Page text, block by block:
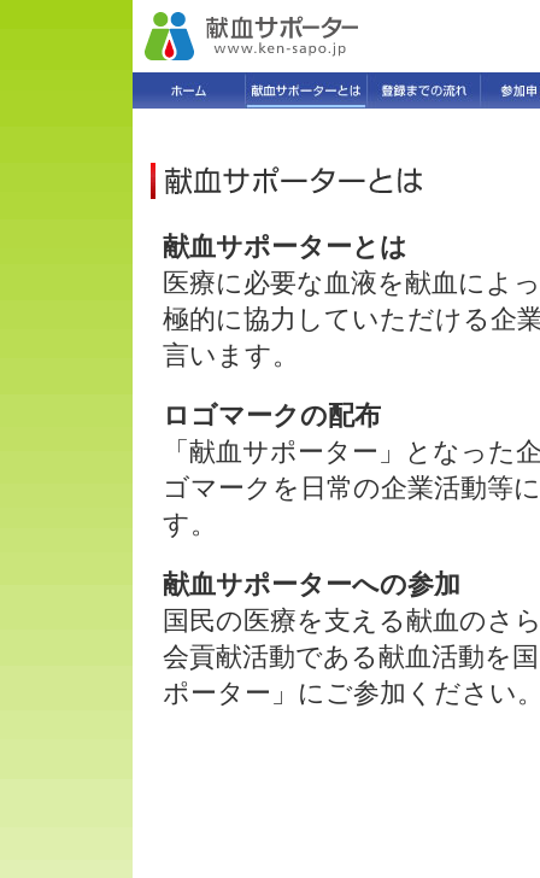
献血サポーターとは
医療に必要な血液を献血によ
極的に協力していただける企
言います。
ロゴマークの配布
「献血サポーター」となった
ゴマークを日常の企業活動等
す。
献血サポーターへの参加
国民の医療を支える献血のさ
会貢献活動である献血活動を
ポーター」にご参加ください